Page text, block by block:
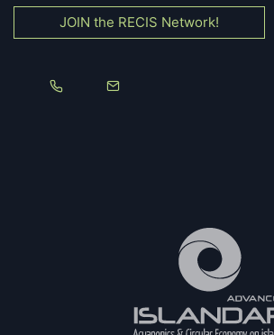
JOIN the RECIS Network!